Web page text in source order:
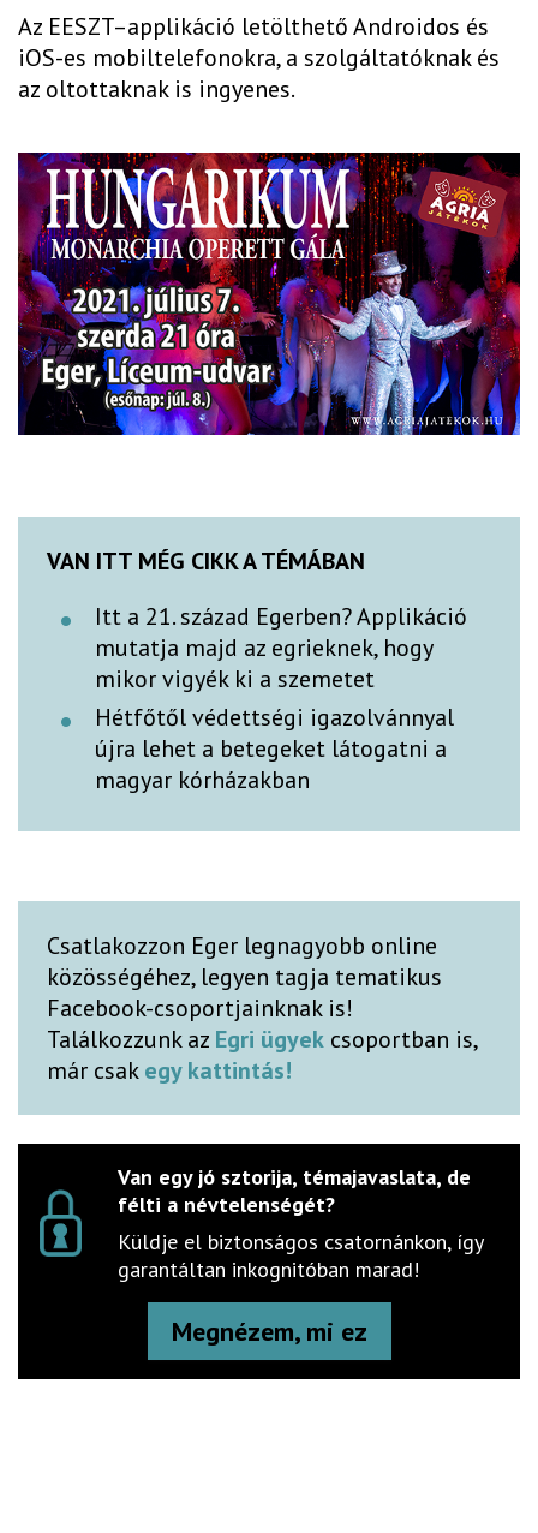
Az EESZT–applikáció letölthető Androidos és
iOS-es mobiltelefonokra, a szolgáltatóknak és
az oltottaknak is ingyenes.
VAN ITT MÉG CIKK A TÉMÁBAN
Itt a 21. század Egerben? Applikáció
mutatja majd az egrieknek, hogy
mikor vigyék ki a szemetet
Hétfőtől védettségi igazolvánnyal
újra lehet a betegeket látogatni a
magyar kórházakban
Csatlakozzon Eger legnagyobb online
közösségéhez, legyen tagja tematikus
Facebook-csoportjainknak is!
Találkozzunk az Egri ügyek csoportban is,
már csakegy kattintás!
Van egy jó sztorija, témajavaslata, de
félti a névtelenségét?
Küldje el biztonságos csatornánkon, így
garantáltan inkognitóban marad!
Megnézem, mi ez